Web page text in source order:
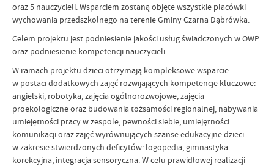
oraz 5 nauczycieli. Wsparciem zostaną objęte wszystkie placówki
wychowania przedszkolnego na terenie Gminy Czarna Dąbrówka.
Celem projektu jest podniesienie jakości usług świadczonych w OWP
oraz podniesienie kompetencji nauczycieli.
W ramach projektu dzieci otrzymają kompleksowe wsparcie
w postaci dodatkowych zajęć rozwijających kompetencje kluczowe:
angielski, robotyka, zajęcia ogólnorozwojowe, zajęcia
proekologiczne oraz budowania tożsamości regionalnej, nabywania
umiejętności pracy w zespole, pewności siebie, umiejętności
komunikacji oraz zajęć wyrównujących szanse edukacyjne dzieci
w zakresie stwierdzonych deficytów: logopedia, gimnastyka
korekcyjna, integracja sensoryczna. W celu prawidłowej realizacji